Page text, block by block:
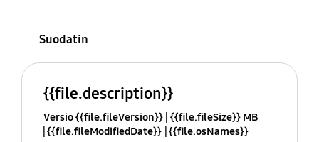
Suodatin
{{file.description}}
Versio {{file.fileVersion}} {{file.fileSize}} MB
{{file.fileModifiedDate}} {{file.osNames}}